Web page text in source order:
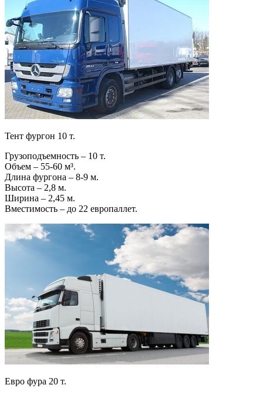
Тент фургон 10 т.
Грузоподъемность – 10 т.
Объем – 55-60 м³.
Длина фургона – 8-9 м.
Высота – 2,8 м.
Ширина – 2,45 м.
Вместимость – до 22 европаллет.
Евро фура 20 т.